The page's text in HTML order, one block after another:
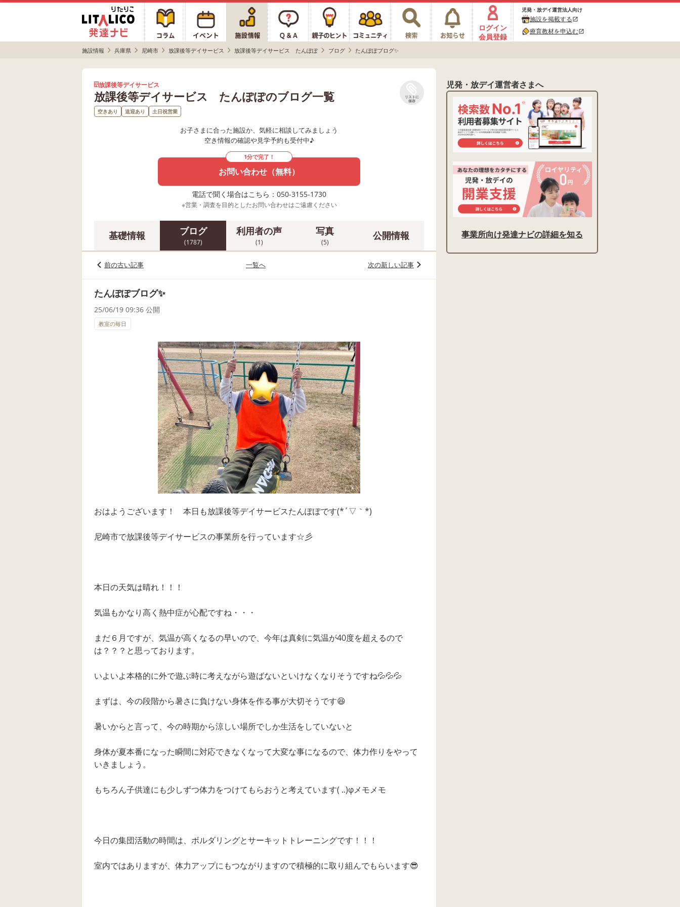
ログイン
会員登録
児発・放デイ運営法人向け
施設を掲載するopen_in_new
療育教材を申込むopen_in_new
施設情報 兵庫県 尼崎市 放課後等デイサービス 放課後等デイサービス たんぽぽ ブログ たんぽぽブログ✨
放課後等デイサービス
放課後等デイサービス たんぽぽのブログ一覧
リストに
保存
空きあり 送迎あり 土日祝営業
お子さまに合った施設か、気軽に相談してみましょう
空き情報の確認や見学予約も受付中♪
1分で完了！
お問い合わせ（無料）
電話で聞く場合はこちら：050-3155-1730
※営業・調査を目的としたお問い合わせはご遠慮ください
基礎情報 ブログ
(1787)
利用者の声
(1)
写真
(5)
公開情報
前の古い記事 一覧へ 次の新しい記事
たんぽぽブログ✨
25/06/19 09:36 公開
教室の毎日
おはようございます！ 本日も放課後等デイサービスたんぽぽです(*´▽｀*)
尼崎市で放課後等デイサービスの事業所を行っています☆彡
本日の天気は晴れ！！！
気温もかなり高く熱中症が心配ですね・・・
まだ６月ですが、気温が高くなるの早いので、今年は真剣に気温が40度を超えるので
は？？？と思っております。
いよいよ本格的に外で遊ぶ時に考えながら遊ばないといけなくなりそうですね💦💦💦
まずは、今の段階から暑さに負けない身体を作る事が大切そうです😆
暑いからと言って、今の時期から涼しい場所でしか生活をしていないと
身体が夏本番になった瞬間に対応できなくなって大変な事になるので、体力作りをやって
いきましょう。
もちろん子供達にも少しずつ体力をつけてもらおうと考えています( ..)φメモメモ
今日の集団活動の時間は、ボルダリングとサーキットトレーニングです！！！
室内ではありますが、体力アップにもつながりますので積極的に取り組んでもらいます😎
児発・放デイ運営者さまへ
事業所向け発達ナビの詳細を知る